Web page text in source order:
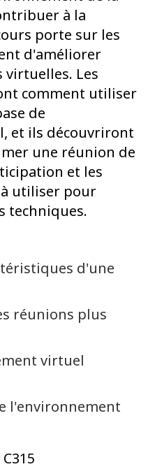
à la
porte sur les
d'améliorer
virtuelles. Les
comment utiliser
de
et ils découvriront
une réunion de
et les
utiliser pour
techniques.
d'une
réunions plus
virtuel
l'environnement
C315